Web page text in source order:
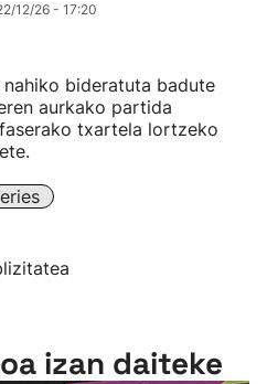
12/26 - 17:20
bideratuta badute
aurkako partida
txartela lortzeko
izan daiteke